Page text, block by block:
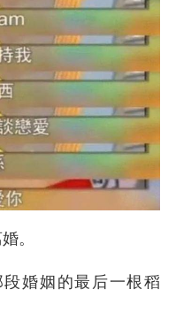
。
婚姻的最后一根稻